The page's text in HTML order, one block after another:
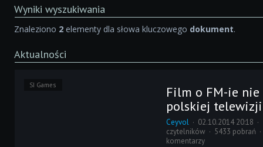
Wyniki wyszukiwania
Znaleziono 2 elementy dla słowa kluczowego dokument.
Aktualności
SI Games
Film o FM-ie
polskiej telewizji
Ceyvol 02.10.2014 20:18
czytelników
5433 pobrań
komentarzy